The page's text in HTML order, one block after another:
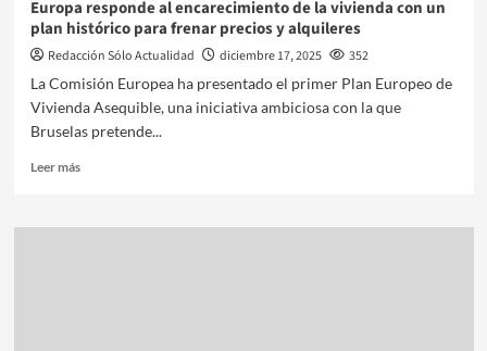
Europa responde al encarecimiento de la vivienda con un
plan histórico para frenar precios y alquileres
Redacción Sólo Actualidad diciembre 17, 2025
352
La Comisión Europea ha presentado el primer Plan Europeo de
Vivienda Asequible, una iniciativa ambiciosa con la que
Bruselas pretende...
Leer más